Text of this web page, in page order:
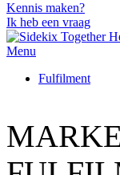
Kennis maken?
Ik heb een vraag
Menu
Fulfilment